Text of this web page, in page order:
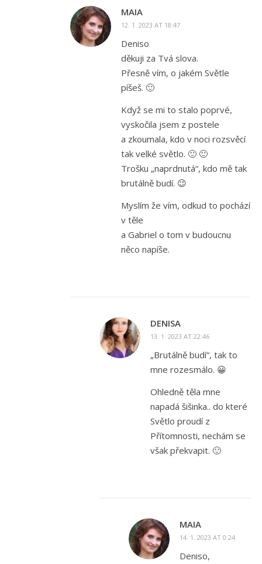
MAIA
12. 1. 2023 AT 18:47
Deniso
děkuji za Tvá slova.
Přesně vím, o jakém Světle
píšeš. 🙂
Když se mi to stalo poprvé,
vyskočila jsem z postele
a zkoumala, kdo v noci rozsvěcí
tak velké světlo. 🙂 🙂
Trošku „naprdnutá“, kdo mě tak
brutálně budí. 😉
Myslím že vím, odkud to pochází
v těle
a Gabriel o tom v budoucnu
něco napíše.
DENISA
13. 1. 2023 AT 22:46
„Brutálně budí“, tak to
mne rozesmálo. 😀
Ohledně těla mne
napadá šišinka.. do které
Světlo proudí z
Přítomnosti, nechám se
však překvapit. 🙂
MAIA
14. 1. 2023 AT 0:24
Deniso,